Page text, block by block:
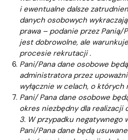
i ewentualne dalsze
danych osobowych
prawa – podanie przez Panią/
jest dobrowolne, ale
procesie rekrutacji .
Pani/Pana dane osobowe
administratora przez
wyłącznie w celach, o których
Pani/ Pana dane osobowe
okres niezbędny dla realizacji
3. W przypadku negatywnego
Pani/Pana dane będą